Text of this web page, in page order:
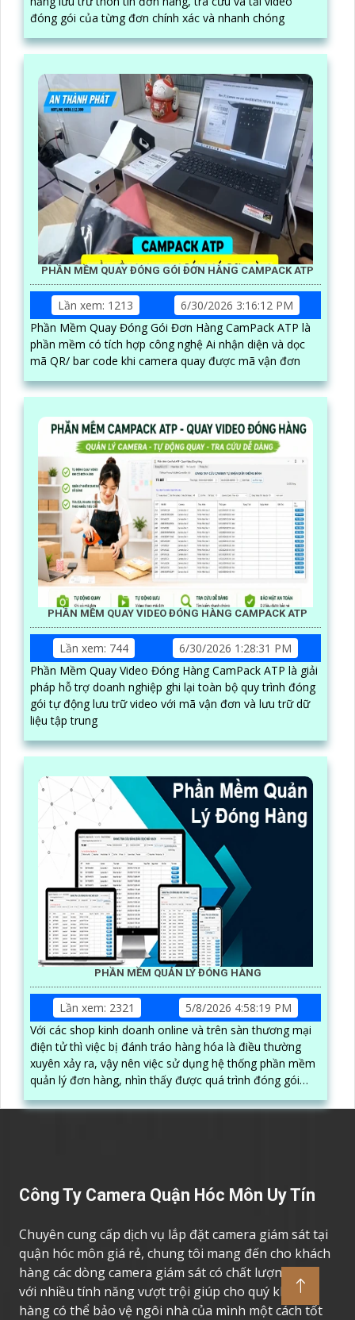
đóng gói của từng đơn chính xác và nhanh chóng
PHẦN MỀM QUAY ĐÓNG GÓI ĐƠN HÀNG CAMPACK ATP
Lần xem: 1213
6/30/2026 3:16:12 PM
Phần Mềm Quay Đóng Gói Đơn Hàng CamPack ATP là
phần mềm có tích hợp công nghệ Ai nhận diện và dọc
mã QR/ bar code khi camera quay được mã vận đơn
PHẦN MỀM QUAY VIDEO ĐÓNG HÀNG CAMPACK ATP
Lần xem: 744
6/30/2026 1:28:31 PM
Phần Mềm Quay Video Đóng Hàng CamPack ATP là giải
pháp hỗ trợ doanh nghiệp ghi lại toàn bộ quy trình đóng
gói tự động lưu trữ video với mã vận đơn và lưu trữ dữ
liệu tập trung
PHẦN MỀM QUẢN LÝ ĐÓNG HÀNG
Lần xem: 2321
5/8/2026 4:58:19 PM
Với các shop kinh doanh online và trên sàn thương mại
điện tử thì việc bị đánh tráo hàng hóa là điều thường
xuyên xảy ra, vậy nên việc sử dụng hệ thống phần mềm
quản lý đơn hàng, nhìn thấy được quá trình đóng gói
hàng hóa, kèm theo đấy là quy trình đóng gói cũng
được ghi lại một cách dễ dàng
Công Ty Camera Quận Hóc Môn Uy Tín
Chuyên cung cấp dịch vụ lắp đặt camera giám sát tại
quận hóc môn giá rẻ, chung tôi mang đến cho khách
hàng các dòng camera giám sát có chất lượng cao,
với nhiều tính năng vượt trội giúp cho quý khách
hàng có thể bảo vệ ngôi nhà của mình một cách tốt